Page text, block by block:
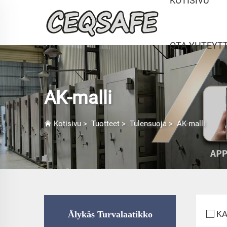
OTA
AK-malli
Kotisivu > Tuotteet > Tulensuoja> AK-malli
Älykäs Turvalaatikko